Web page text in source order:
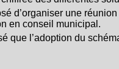
d’organiser une
en conseil municipal.
que l’adoption du